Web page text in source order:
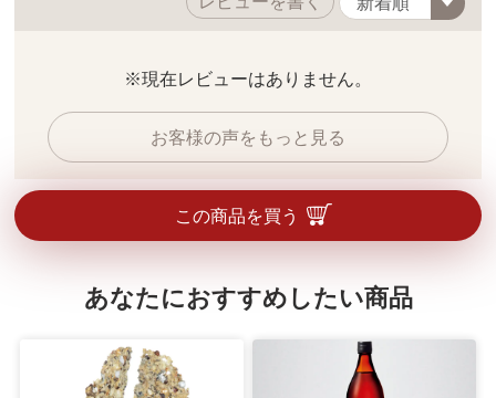
※現在レビューはありません。
お客様の声をもっと見る
この商品を買う
あなたにおすすめしたい商品